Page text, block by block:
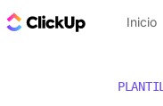
ClickUp
Inicio